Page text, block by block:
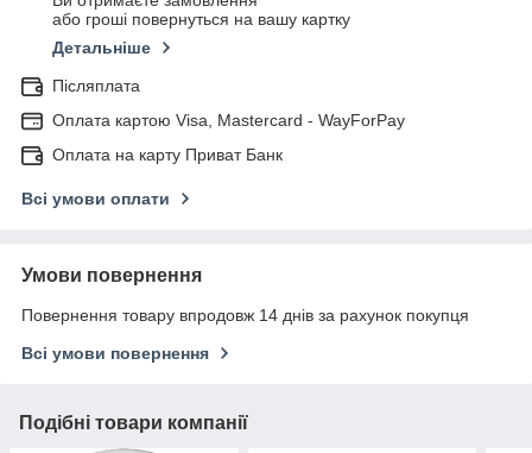
або гроші повернуться на вашу картку
Детальніше
Післяплата
Оплата картою Visa, Mastercard - WayForPay
Оплата на карту Приват Банк
Всі умови оплати
Умови повернення
Повернення товару впродовж 14 днів за рахунок покупця
Всі умови повернення
Подібні товари компанії